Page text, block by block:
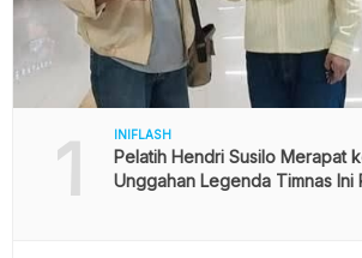
1 INIFLASH
Pelatih Hendri Susilo Merapat
Unggahan Legenda Timnas Ini